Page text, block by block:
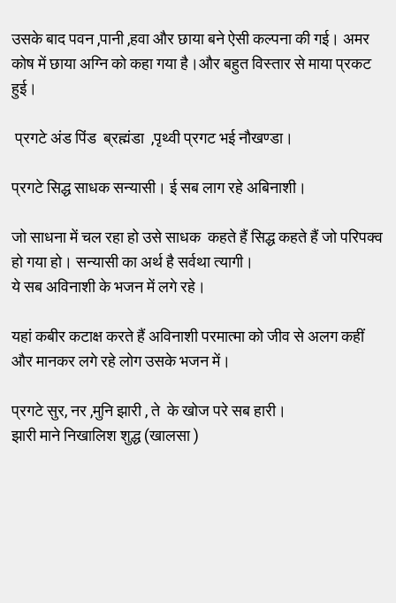
उसके बाद पवन ,पानी ,हवा और छाया बने ऐसी कल्पना की गई। अमर
कोष में छाया अग्नि को कहा गया है।और बहुत विस्तार से माया प्रकट
हुई।
प्रगटे अंड पिंड ब्रह्मंडा ,पृथ्वी प्रगट भई नौखण्डा।
प्रगटे सिद्ध साधक सन्यासी। ई सब लाग रहे अबिनाशी।
जो साधना में चल रहा हो उसे साधक कहते हैं सिद्ध कहते हैं जो परिपक्व
हो गया हो। सन्यासी का अर्थ है सर्वथा त्यागी।
ये सब अविनाशी के भजन में लगे रहे।
यहां कबीर कटाक्ष करते हैं अविनाशी परमात्मा को जीव से अलग कहीं
और मानकर लगे रहे लोग उसके भजन में।
प्रगटे सुर, नर ,मुनि झारी , ते के खोज परे सब हारी।
झारी माने निखालिश शुद्ध (खालसा )